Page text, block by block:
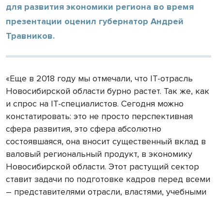
для развития экономики региона во время
презентации оценил губернатор Андрей
Травников.
«Еще в 2018 году мы отмечали, что IT-отрасль
Новосибирской области бурно растет. Так же, как
и спрос на IT-специалистов. Сегодня можно
констатировать: это не просто перспективная
сфера развития, это сфера абсолютно
состоявшаяся, она вносит существенный вклад в
валовый региональный продукт, в экономику
Новосибирской области. Этот растущий сектор
ставит задачи по подготовке кадров перед всеми
– представителями отрасли, властями, учебными